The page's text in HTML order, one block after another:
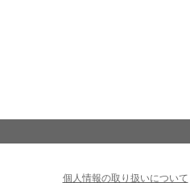
個人情報の取り扱いについて